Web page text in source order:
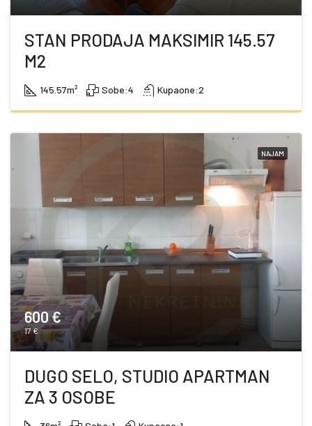
STAN PRODAJA MAKSIMIR 145.57
M2
145.57m² Sobe:4 Kupaone:2
NAJAM
600 €
17 €
DUGO SELO, STUDIO APARTMAN
ZA 3 OSOBE